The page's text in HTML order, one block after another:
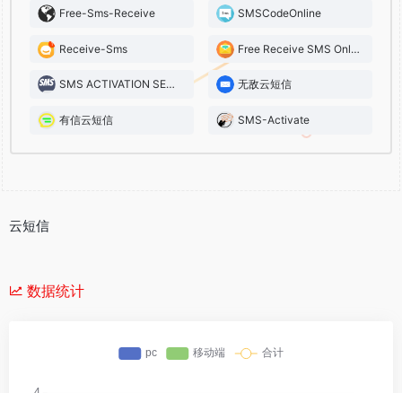
Free-Sms-Receive SMSCodeOnline
Receive-Sms Free Receive SMS Online
SMS ACTIVATION SERVICE 无敌云短信
有信云短信 SMS-Activate
云短信
数据统计